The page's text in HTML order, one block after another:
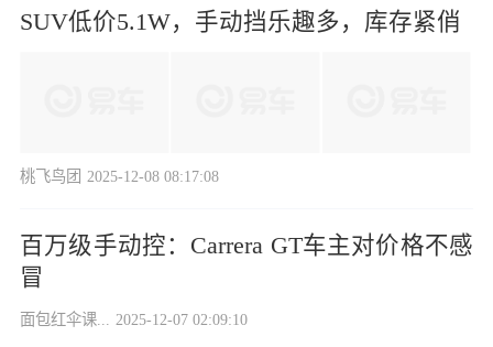
SUV低价5.1W，手动挡乐趣多，库存紧俏
桃飞鸟团 2025-12-08 08:17:08
百万级手动控：Carrera GT车主对价格不感
冒
面包红伞课... 2025-12-07 02:09:10